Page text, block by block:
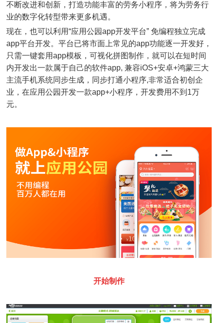
不断改进和创新，打造功能丰富的劳务小程序，将为劳务行
业的数字化转型带来更多机遇。
现在，也可以利用“应用公园app开发平台” 免编程独立完成
app平台开发。平台已将市面上常见的app功能逐一开发好，
只需一键套用app模板，可视化拼图制作，就可以在短时间
内开发出一款属于自己的软件app, 兼容iOS+安卓+鸿蒙三大
主流手机系统同步生成，同步打通小程序,非常适合初创企
业，在应用公园开发一款app+小程序，开发费用不到1万
元。
开始制作